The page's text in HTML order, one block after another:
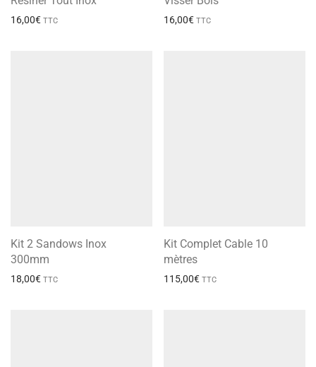
16,00€ TTC 16,00€ TTC
Kit 2 Sandows Inox
300mm
18,00€ TTC
Kit Complet Cable 10
mètres
115,00€ TTC